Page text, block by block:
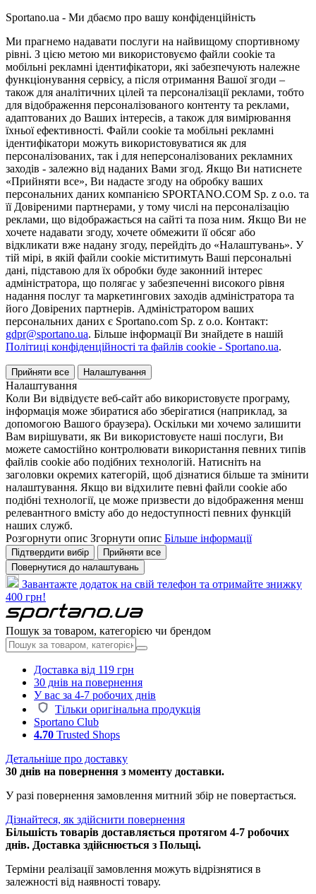
Sportano.ua - Ми дбаємо про вашу конфіденційність
Ми прагнемо надавати послуги на найвищому спортивному
рівні. З цією метою ми використовуємо файли cookie та
мобільні рекламні ідентифікатори, які забезпечують належне
функціонування сервісу, а після отримання Вашої згоди –
також для аналітичних цілей та персоналізації реклами, тобто
для відображення персоналізованого контенту та реклами,
адаптованих до Ваших інтересів, а також для вимірювання
їхньої ефективності. Файли cookie та мобільні рекламні
ідентифікатори можуть використовуватися як для
персоналізованих, так і для неперсоналізованих рекламних
заходів - залежно від наданих Вами згод. Якщо Ви натиснете
«Прийняти все», Ви надасте згоду на обробку ваших
персональних даних компанією SPORTANO.COM Sp. z o.o. та
її Довіреними партнерами, у тому числі на персоналізацію
реклами, що відображається на сайті та поза ним. Якщо Ви не
хочете надавати згоду, хочете обмежити її обсяг або
відкликати вже надану згоду, перейдіть до «Налаштувань». У
тій мірі, в якій файли cookie міститимуть Ваші персональні
дані, підставою для їх обробки буде законний інтерес
адміністратора, що полягає у забезпеченні високого рівня
надання послуг та маркетингових заходів адміністратора та
його Довірених партнерів. Адміністратором ваших
персональних даних є Sportano.com Sp. z o.o. Контакт:
gdpr@sportano.ua. Більше інформації Ви знайдете в нашій
Політиці конфіденційності та файлів cookie - Sportano.ua.
Прийняти все Налаштування
Налаштування
Коли Ви відвідуєте веб-сайт або використовуєте програму,
інформація може збиратися або зберігатися (наприклад, за
допомогою Вашого браузера). Оскільки ми хочемо залишити
Вам вирішувати, як Ви використовуєте наші послуги, Ви
можете самостійно контролювати використання певних типів
файлів cookie або подібних технологій. Натисніть на
заголовки окремих категорій, щоб дізнатися більше та змінити
налаштування. Якщо ви відхилите певні файли cookie або
подібні технології, це може призвести до відображення менш
релевантного вмісту або до недоступності певних функцій
наших служб.
Розгорнути опис Згорнути опис Більше інформації
Підтвердити вибір
Прийняти все
Повернутися до налаштувань
Завантажте додаток на свій телефон та отримайте знижку
400 грн!
Пошук за товаром, категорією чи брендом
Доставка від 119 грн
30 днів на повернення
У вас за 4-7 робочих днів
Тільки оригінальна продукція
Sportano Club
4.70 Trusted Shops
Детальніше про доставку
30 днів на повернення з моменту доставки.
У разі повернення замовлення митний збір не повертається.
Дізнайтеся, як здійснити повернення
Більшість товарів доставляється протягом 4-7 робочих
днів. Доставка здійснюється з Польщі.
Терміни реалізації замовлення можуть відрізнятися в
залежності від наявності товару.